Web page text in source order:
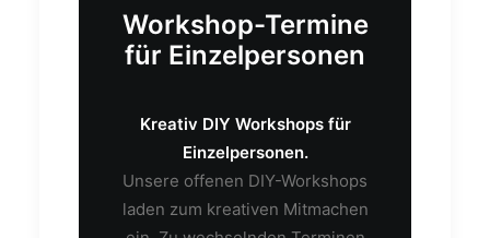
Workshop-Termine
für Einzelpersonen
Kreativ DIY Workshops für
Einzelpersonen.
Unsere offenen DIY-Workshops
laden zum kreativen Mitmachen